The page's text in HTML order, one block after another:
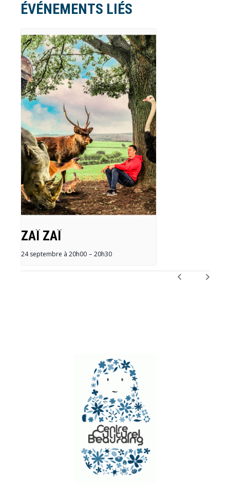
ÉVÉNEMENTS LIÉS
ZAÏ ZAÏ
24 septembre à 20h00 – 20h30